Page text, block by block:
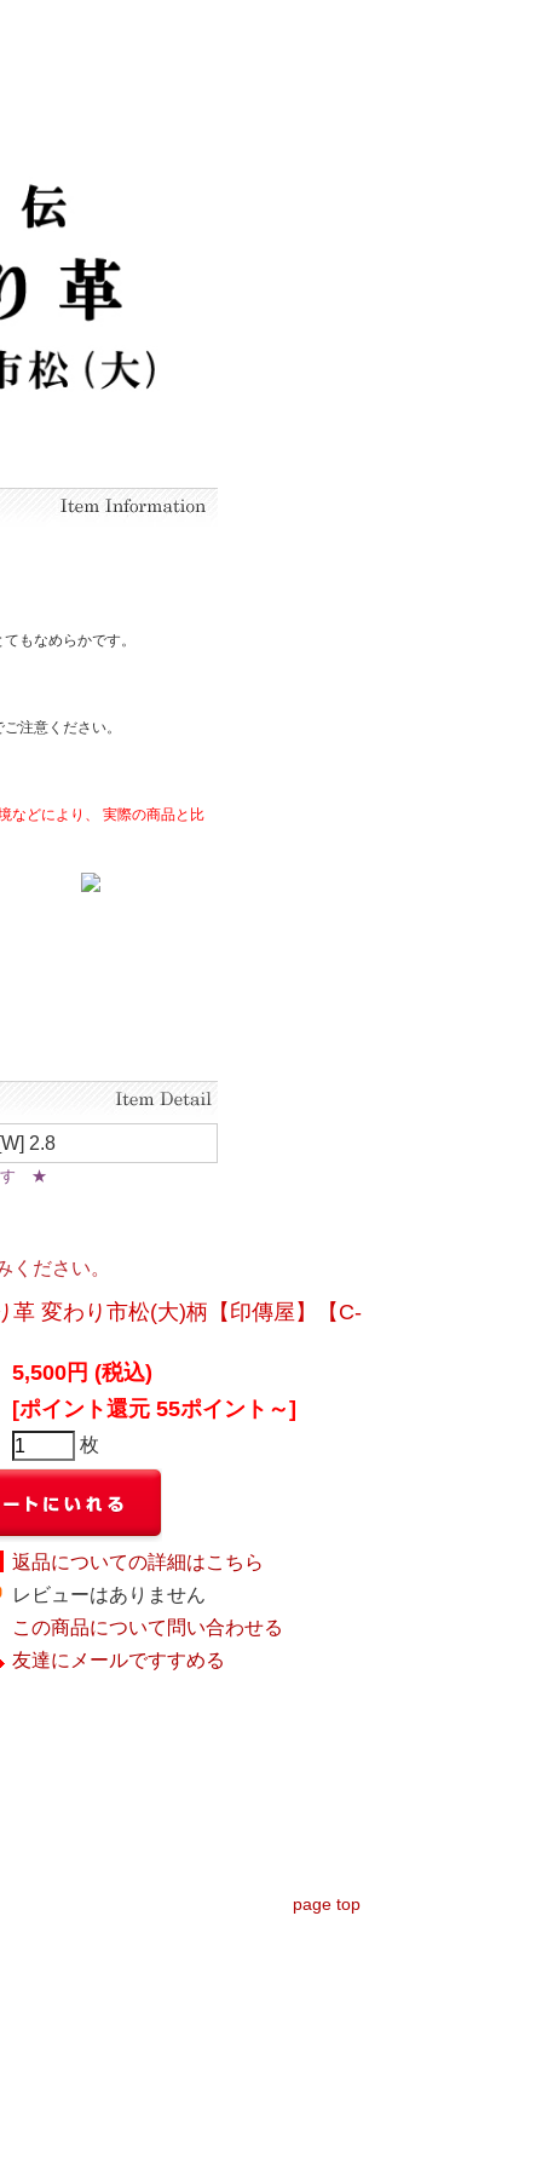
もなめらかです。
注意ください。
などにより、 実際の商品と比
2.8
す ★
ださい。
革 変わり市松(大)柄【印傳屋】【C-
5,500円 (税込)
[ポイント還元 55ポイント～]
枚
返品についての詳細はこちら
レビューはありません
この商品について問い合わせる
友達にメールですすめる
page top